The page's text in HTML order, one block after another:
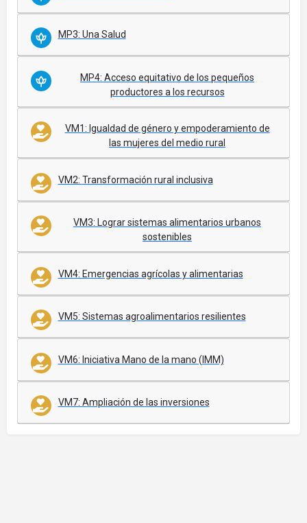
MP3: Una Salud
MP4: Acceso equitativo de los pequeños
productores a los recursos
VM1: Igualdad de género y empoderamiento de
las mujeres del medio rural
VM2: Transformación rural inclusiva
VM3: Lograr sistemas alimentarios urbanos
sostenibles
VM4: Emergencias agrícolas y alimentarias
VM5: Sistemas agroalimentarios resilientes
VM6: Iniciativa Mano de la mano (IMM)
VM7: Ampliación de las inversiones